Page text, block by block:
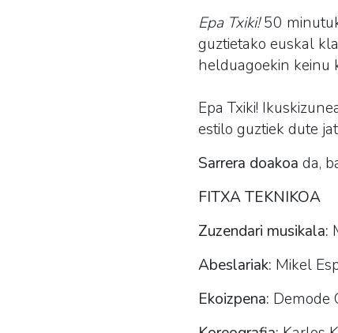
Epa Txiki!50
guztietako euskal
helduagoekin keinu
Epa Txiki!
estilo guztiek dute
Sarrera doakoa da,
FITXA TEKNIKOA
Zuzendari musikala:
Abeslariak: Mikel
Ekoizpena: Demode